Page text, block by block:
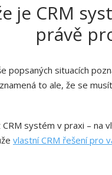
je CRM
právě
popsaných situacích
to ale, že se
systém v praxi – na
vlastní CRM řešení pro